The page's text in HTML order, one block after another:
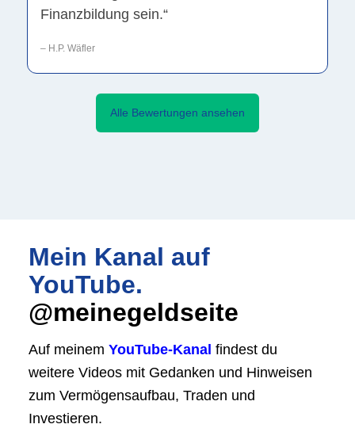
Finanzbildung sein.“
– H.P. Wäfler
Alle Bewertungen ansehen
Mein Kanal auf
YouTube.
@meinegeldseite
Auf meinem YouTube-Kanal findest du
weitere Videos mit Gedanken und Hin­weisen
zum Vermögens­aufbau, Traden und
Investieren.